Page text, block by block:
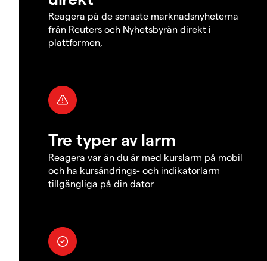
Reagera på de senaste marknadsnyheterna
från Reuters och Nyhetsbyrån direkt i
plattformen,
Tre typer av larm
Reagera var än du är med kurslarm på mobil
och ha kursändrings- och indikatorlarm
tillgängliga på din dator